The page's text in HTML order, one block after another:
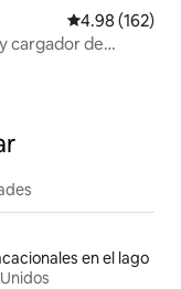
Calificación
4.98 (162)
cargador de
en el lago